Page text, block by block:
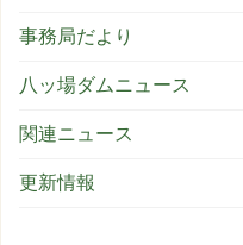
事務局だより
八ッ場ダムニュース
関連ニュース
更新情報